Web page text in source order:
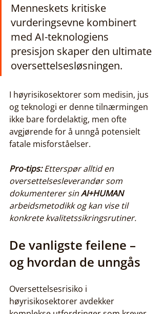
Menneskets kritiske
vurderingsevne kombinert
med AI-teknologiens
presisjon skaper den ultimate
oversettelsesløsningen.
I høyrisikosektorer som medisin, jus
og teknologi er denne tilnærmingen
ikke bare fordelaktig, men ofte
avgjørende for å unngå potensielt
fatale misforståelser.
Pro-tips: Etterspør alltid en
oversettelsesleverandør som
dokumenterer sin AI+HUMAN
arbeidsmetodikk og kan vise til
konkrete kvalitetssikringsrutiner.
De vanligste feilene –
og hvordan de unngås
Oversettelsesrisiko i
høyrisikosektorer avdekker